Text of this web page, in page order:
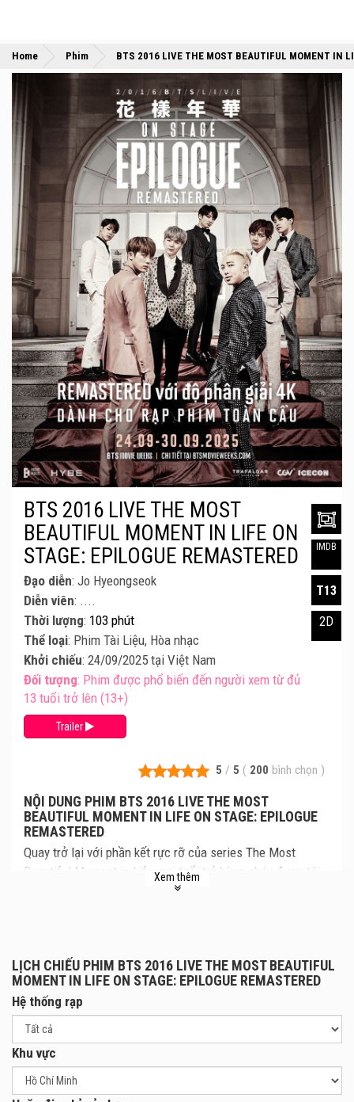
Home Phim BTS 2016 LIVE THE MOST BEAUTIFUL MOMENT IN
5 / 5 ( 200 bình chọn )
NỘI DUNG PHIM BTS 2016 LIVE THE MOST
BEAUTIFUL MOMENT IN LIFE ON STAGE: EPILOGUE
REMASTERED
Quay trở lại với phần kết rực rỡ của series The Most
Beautiful Moment in Life, nơi tuổi trẻ bùng cháy được tái
hiện qua âm nhạc và sân khấu của BTS. Từ những giai
hình nên BTS ngày nay sẽ được khắc họa sống động và
mãnh liệt trên màn ảnh rộng.
Xem thêm
BTS 2016 LIVE THE MOST
BEAUTIFUL MOMENT IN LIFE ON
STAGE: EPILOGUE REMASTERED
Đạo diễn: Jo Hyeongseok
Diễn viên: ....
Thời lượng: 103 phút
Thể loại: Phim Tài Liệu, Hòa nhạc
Khởi chiếu: 24/09/2025 tại Việt Nam
Đối tượng: Phim được phổ biến đến người xem từ đủ
13 tuổi trở lên (13+)
Trailer
IMDB
T13
2D
LỊCH CHIẾU PHIM BTS 2016 LIVE THE MOST BEAUTIFUL
MOMENT IN LIFE ON STAGE: EPILOGUE REMASTERED
Hệ thống rạp
Khu vực